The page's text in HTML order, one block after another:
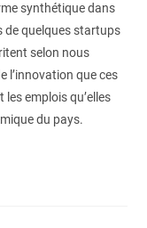
synthétique dans
de quelques startups
selon nous
l’innovation que ces
emplois qu’elles
du pays.